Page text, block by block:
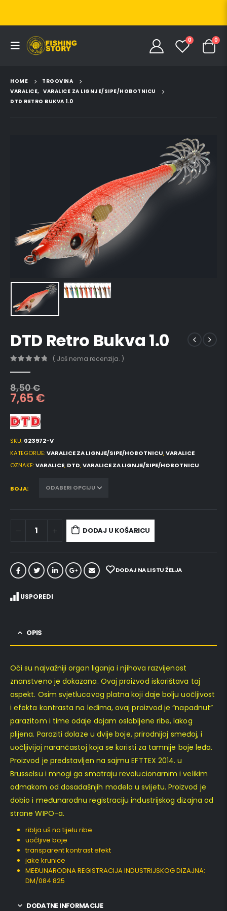
0 0
HOME
TRGOVINA
VARALICE, VARALICE ZA LIGNJE/SIPE/HOBOTNICU
DTD RETRO BUKVA 1.0
DTD Retro Bukva 1.0
( Još nema recenzija. )
8,50€
7,65€
SKU: 023972-V
KATEGORIJE:VARALICE ZA LIGNJE/SIPE/HOBOTNICU,VARALICE
OZNAKE:VARALICE, DTD,VARALICE ZA LIGNJE/SIPE/HOBOTNICU
BOJA
DODAJ U KOŠARICU
DODAJ NA LISTU ŽELJA
USPOREDI
OPIS
Oči su najvažniji organ liganja i njihova razvijenost
znanstveno je dokazana. Ovaj proizvod iskorištava taj
aspekt. Osim svjetlucavog platna koji daje bolju uočljivost
i efekta kontrasta na leđima, ovaj proizvod je “napadnut”
parazitom i time odaje dojam oslabljene ribe, lakog
plijena. Paraziti dolaze u dvije boje, prirodnijoj smeđoj, i
uočljivijoj narančastoj koja se koristi za tamnije boje leđa.
Proizvod je predstavljen na sajmu EFTTEX 2014. u
Brusselsu i mnogi ga smatraju revolucionarnim i velikim
odmakom od dosadašnjih modela u svijetu. Proizvod je
dobio i međunarodnu registraciju industrijskog dizajna od
strane WIPO-a.
riblja uš na tijelu ribe
uočljive boje
transparent kontrast efekt
jake krunice
MEĐUNARODNA REGISTRACIJA INDUSTRIJSKOG DIZAJNA:
DM/084 825
DODATNE INFORMACIJE